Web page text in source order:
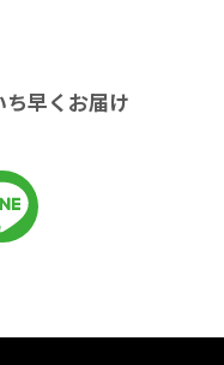
早くお届け